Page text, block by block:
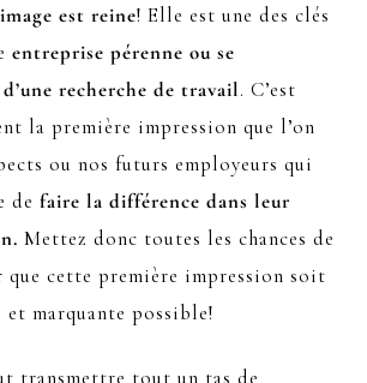
est reine! Elle est une des clés
entreprise pérenne ou se
recherche de travail. C’est
la première impression que l’on
ou nos futurs employeurs qui
de faire la différence dans leur
Mettez donc toutes les chances de
cette première impression soit
marquante possible!
transmettre tout un tas de